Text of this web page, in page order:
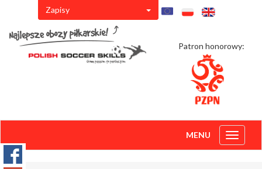
Zapisy
Patron honorowy:
Toggle
MENU